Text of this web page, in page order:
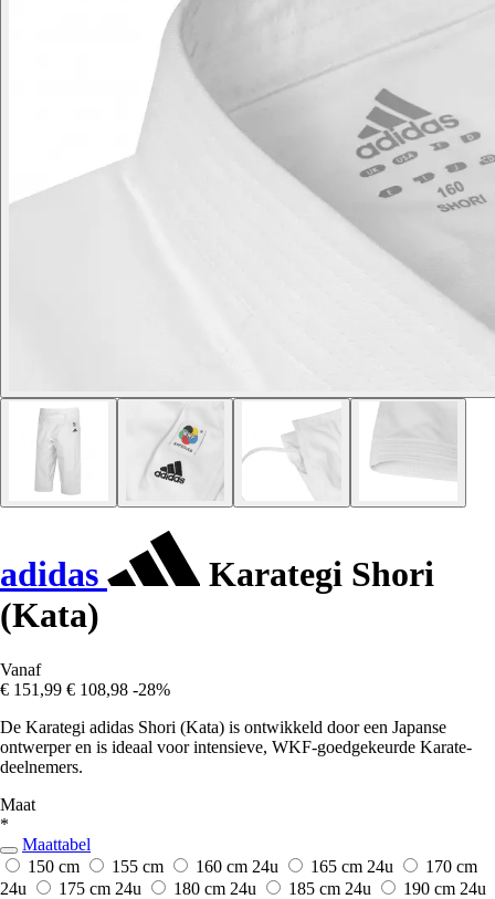
adidas
Karategi Shori
(Kata)
Vanaf
€ 151,99 € 108,98 -28%
De Karategi adidas Shori (Kata) is ontwikkeld door een Japanse
ontwerper en is ideaal voor intensieve, WKF-goedgekeurde Karate-
deelnemers.
Maat
*
Maattabel
150 cm
155 cm 160 cm 24u 165 cm 24u
170 cm
24u
175 cm 24u 180 cm 24u 185 cm 24u 190 cm 24u